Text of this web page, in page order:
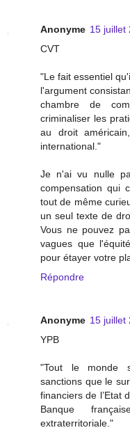
Anonyme 15 juillet
CVT
"Le fait essentiel
l'argument
chambre de
criminaliser les
au droit
international."
Je n'ai vu nulle
compensation qui
tout de même
un seul texte de
Vous ne pouvez
vagues que
pour étayer votre
Répondre
Anonyme 15 juillet
YPB
"Tout le monde
sanctions que le
financiers de l’Etat
Banque
extraterritoriale."